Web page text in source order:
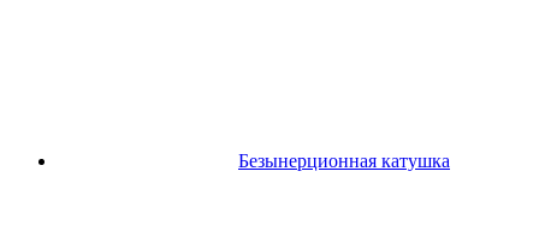
Безынерционная катушка